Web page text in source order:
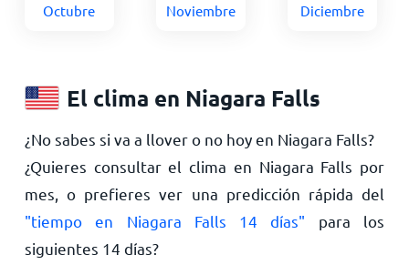
Octubre Noviembre Diciembre
El clima en Niagara Falls
¿No sabes si va a llover o no hoy en Niagara Falls?
¿Quieres consultar el clima en Niagara Falls por
mes, o prefieres ver una predicción rápida del
"tiempo en Niagara Falls 14 días" para los
siguientes 14 días?